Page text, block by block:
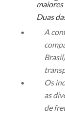
maiores
Duas
A
Os
as
de